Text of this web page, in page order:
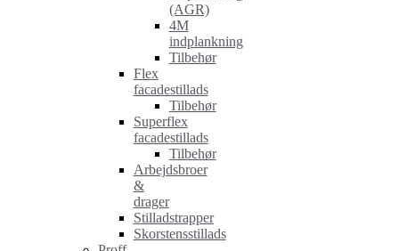
(AGR)
4M
indplankning
Tilbehør
Flex
facadestillads
Tilbehør
Superflex
facadestillads
Tilbehør
Arbejdsbroer
&
drager
Stilladstrapper
Skorstensstillads